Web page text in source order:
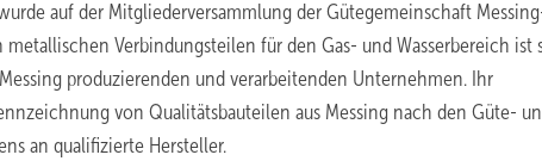
auf der Mitgliederversammlung der Gütegemeinschaft
Verbindungsteilen für den Gas- und Wasserbereich ist
produzierenden und verarbeitenden Unternehmen. Ihr
von Qualitätsbauteilen aus Messing nach den Güte-
an qualifizierte Hersteller.